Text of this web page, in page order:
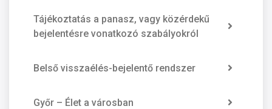
Tájékoztatás a panasz, vagy közérdekű
bejelentésre vonatkozó szabályokról
Belső visszaélés-bejelentő rendszer
Győr – Élet a városban